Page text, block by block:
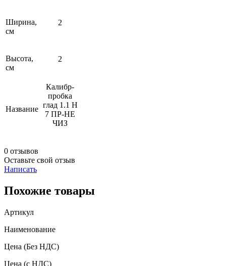
Ширина,
см
2
Высота,
см
2
Название
Калибр-
пробка
глад 1.1 Н
7 ПР-НЕ
ЧИЗ
0 отзывов
Оставьте свой отзыв
Написать
Похожие товары
Артикул
Наименование
Цена (Без НДС)
Цена (с НДС)